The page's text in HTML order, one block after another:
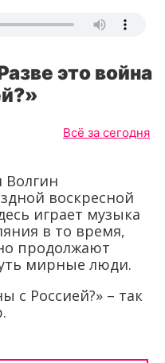
это война
Всё за сегодня
Волгин
воскресной
играет музыка
в то время,
продолжают
мирные люди.
с Россией?» – так